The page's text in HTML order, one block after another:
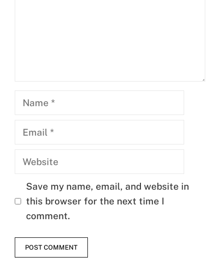
Name
Email
Website
Save my name, email, and website in
this browser for the next time I
comment.